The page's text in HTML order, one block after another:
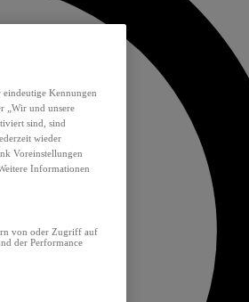
eindeutige Kennungen
„Wir und unsere
sind, sind
wieder
Voreinstellungen
Informationen
von oder Zugriff auf
der Performance